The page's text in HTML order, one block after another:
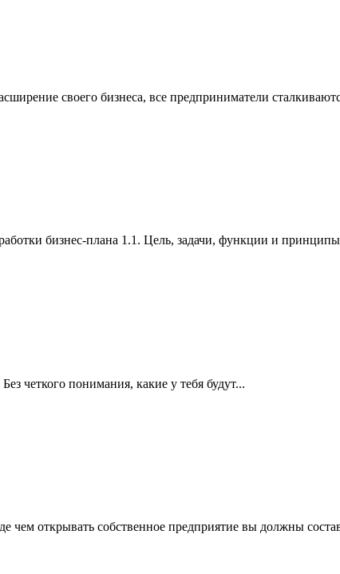
своего бизнеса, все предприниматели
бизнес-плана 1.1. Цель, задачи, функции и
четкого понимания, какие у тебя будут...
открывать собственное предприятие вы должны